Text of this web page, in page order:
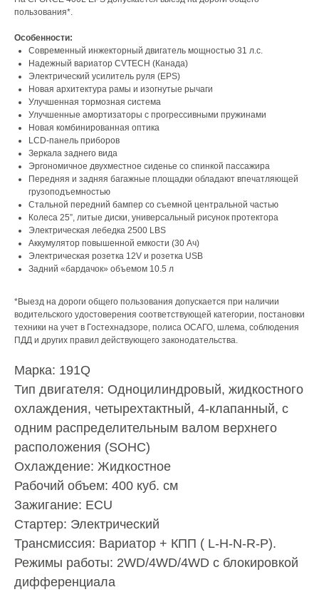
пользования*.
Особенности:
Современный инжекторный двигатель мощностью 31 л.с.
Надежный вариатор CVTECH (Канада)
Электрический усилитель руля (EPS)
Новая архитектура рамы и изогнутые рычаги
Улучшенная тормозная система
Улучшенные амортизаторы с прогрессивными пружинами
Новая комбинированная оптика
LCD-панель приборов
Зеркала заднего вида
Эргономичное двухместное сиденье со спинкой пассажира
Передняя и задняя багажные площадки обладают впечатляющей
грузоподъемностью
Стальной передний бампер со съемной центральной частью
Колеса 25”, литые диски, универсальный рисунок протектора
Электрическая лебедка 2500 LBS
Аккумулятор повышенной емкости (30 Ач)
Электрическая розетка 12V и розетка USB
Задний «бардачок» объемом 10.5 л
*Выезд на дороги общего пользования допускается при наличии
водительского удостоверения соответствующей категории, постановки
техники на учет в Гостехнадзоре, полиса ОСАГО, шлема, соблюдения
ПДД и других правил действующего законодательства.
Марка: 191Q
Тип двигателя: Одноцилиндровый, жидкостного
охлаждения, четырехтактный, 4-клапанный, с
одним распределительным валом верхнего
расположения (SOHC)
Охлаждение: Жидкостное
Рабочий объем: 400 куб. см
Зажигание: ECU
Стартер: Электрический
Трансмиссия: Вариатор + КПП ( L-H-N-R-P).
Режимы работы: 2WD/4WD/4WD с блокировкой
дифференциала